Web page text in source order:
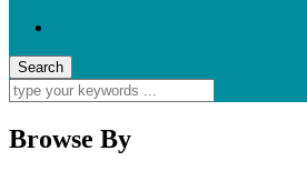
Browse By